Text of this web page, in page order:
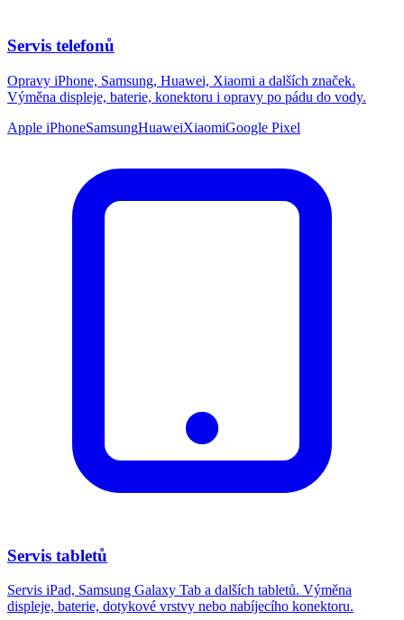
Servis telefonů
Opravy iPhone, Samsung, Huawei, Xiaomi a dalších značek.
Výměna displeje, baterie, konektoru i opravy po pádu do vody.
Apple iPhoneSamsungHuaweiXiaomiGoogle Pixel
Servis tabletů
Servis iPad, Samsung Galaxy Tab a dalších tabletů. Výměna
displeje, baterie, dotykové vrstvy nebo nabíjecího konektoru.